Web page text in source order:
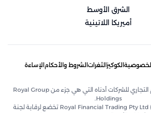
الشرق الأوسط
أميريكا اللاتينية
الخصوصية الكوكيز الثغرات الشروط والأحكام الإساءة
OneRoyal هو الاسم التجاري للشركات أدناه التي هي جزء من Royal Group
Holdings.
Royal Financial Trading Pty Ltd (ACN: 157 780 259) تخضع لرقابة لجنة